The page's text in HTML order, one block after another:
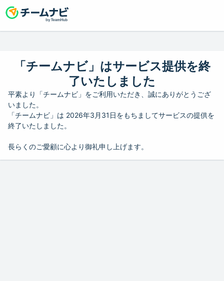
「チームナビ」はサービス提供を終
了いたしました
平素より「チームナビ」をご利用いただき、誠にありがとうござ
いました。
「チームナビ」は 2026年3月31日をもちましてサービスの提供を
終了いたしました。
長らくのご愛顧に心より御礼申し上げます。